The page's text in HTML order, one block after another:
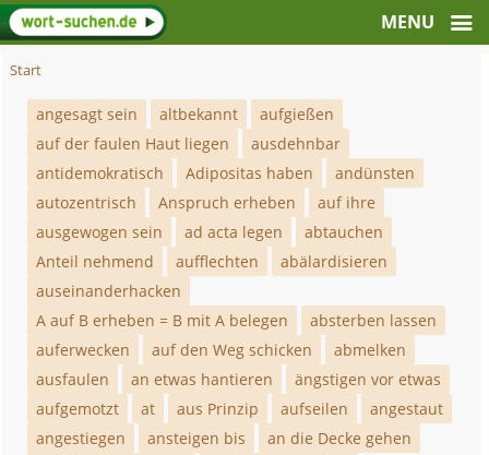
Start
angesagt sein altbekannt
aufgießen
auf der faulen Haut liegen
ausdehnbar
antidemokratisch
Adipositas haben
andünsten
autozentrisch
Anspruch erheben
auf ihre
ausgewogen sein
ad acta legen
abtauchen
Anteil nehmend
aufflechten
abälardisieren
auseinanderhacken
A auf B erheben = B mit A belegen
absterben lassen
auferwecken
auf den Weg schicken
abmelken
ausfaulen
an etwas hantieren
ängstigen vor etwas
aufgemotzt
at aus Prinzip aufseilen
angestaut
angestiegen
ansteigen bis
an die Decke gehen